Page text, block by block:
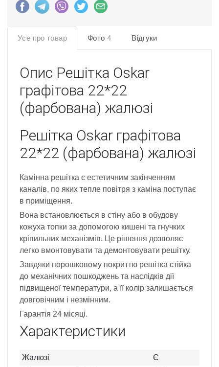
Усе про товар Фото 4 Відгуки
Опис Решітка Oskar
графітова 22*22
(фарбована) жалюзі
Решітка Oskar графітова
22*22 (фарбована) жалюзі
Камінна решітка є естетичним закінченням
каналів, по яких тепле повітря з каміна поступає
в приміщення.
Вона встановлюється в стіну або в обудову
кожуха топки за допомогою кишені та гнучких
кріпильних механізмів. Це рішення дозволяє
легко вмонтовувати та демонтовувати решітку.
Завдяки порошковому покриттю решітка стійка
до механічних пошкоджень та наслідків дії
підвищеної температури, а її колір залишається
довговічним і незмінним.
Гарантія 24 місяці.
Характеристики
Жалюзі
Є